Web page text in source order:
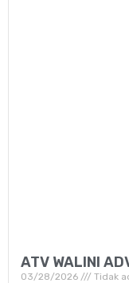
ATV WALINI
03/28/2026 Tidak